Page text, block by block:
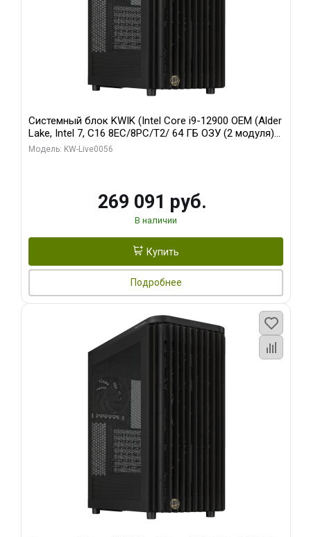
Системный блок KWIK (Intel Core i9-12900 OEM (Alder
Lake, Intel 7, C16 8EC/8PC/T2/ 64 ГБ ОЗУ (2 модуля)/
Palit RTX5080 INFINITY 3 OC 16GB GDDR7 256bit 3xDP
Модель: KW-Live0056
269 091 руб.
В наличии
Купить
Подробнее